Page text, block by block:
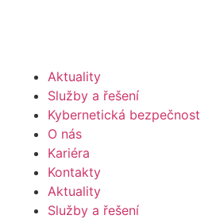
Aktuality
Služby a řešení
Kybernetická bezpečnost
O nás
Kariéra
Kontakty
Aktuality
Služby a řešení